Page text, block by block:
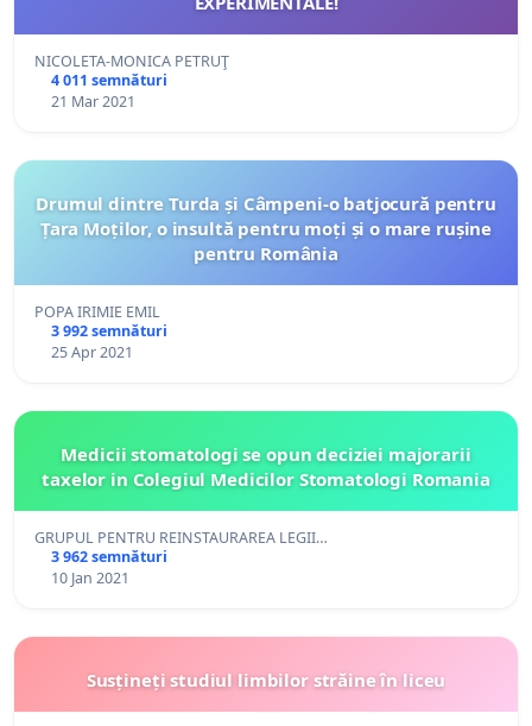
NICOLETA-MONICA PETRUŢ
4 011 semnături
21 Mar 2021
Drumul dintre Turda și Câmpeni-o batjocură pentru
Țara Moților, o insultă pentru moți și o mare rușine
pentru România
POPA IRIMIE EMIL
3 992 semnături
25 Apr 2021
Medicii stomatologi se opun deciziei majorarii
taxelor in Colegiul Medicilor Stomatologi Romania
GRUPUL PENTRU REINSTAURAREA LEGII…
3 962 semnături
10 Jan 2021
Susțineți studiul limbilor străine în liceu